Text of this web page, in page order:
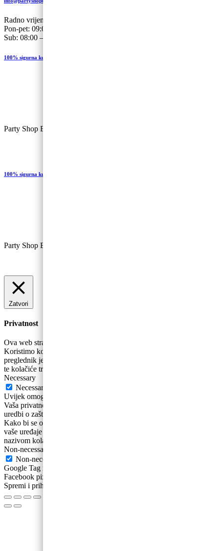
Radno vrijeme
Pon-pet: 09:00-19.00
Sub: 08:00 – 13:00
100% sigurna kupovina
Party Shop Balončić, obrt ©
100% sigurna kupovina
Party Shop Baloncic, obrt ©
Zatvori
Privatnost
Ova web stranica koristi kolačiće za poboljšanje vašeg iskustva.
Koristimo kolačiće koji se prema potrebi pohranjuju se na vaš
preglednik jer su bitni za rad osnovnih funkcionalnosti web stranice
te kolačiće trećih strana koji nam pomažu u analizira
Necessary
Necessary
Uvijek omogućeno
Vaša privatnost i osobni podaci su nam bitni. Sukladno novoj Općoj
uredbi o zaštiti podataka ažurirali smo naša Pravila privatnosti .
Kako bi se osigurao ispravan rad ovih web-stranica, ponekad na
vaše uređaje pohranjujemo male podatkovne datoteke poznate pod
nazivom kolačići.
Non-necessary
Non-necessary
Google Tag manager Google Analytics Google ecommerce
Facebook pixel
Spremi i prihvati